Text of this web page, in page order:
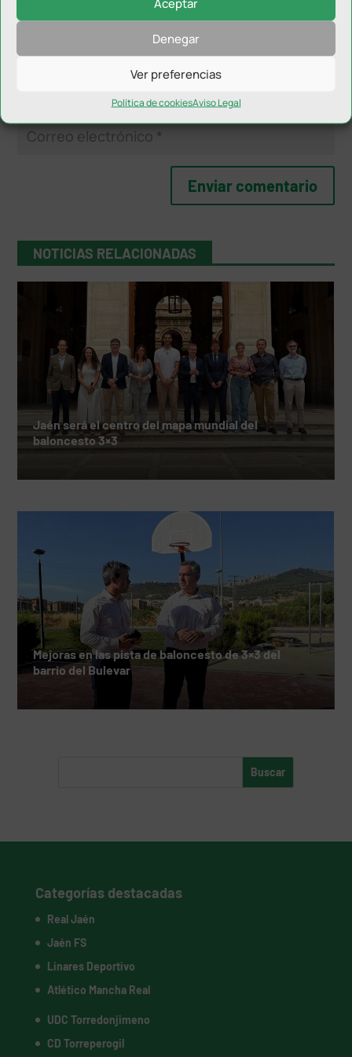
Denegar
Ver preferencias
Política de cookiesAviso Legal
NOTICIAS RELACIONADAS
Jaén será el centro del mapa mundial del
baloncesto 3×3
Mejoras en las pista de baloncesto de 3×3 del
barrio del Bulevar
Categorías destacadas
Real Jaén
Jaén FS
Linares Deportivo
Atlético Mancha Real
UDC Torredonjimeno
CD Torreperogil